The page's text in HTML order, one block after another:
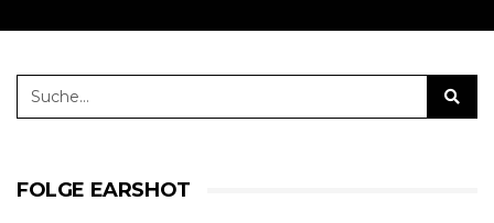
FOLGE EARSHOT